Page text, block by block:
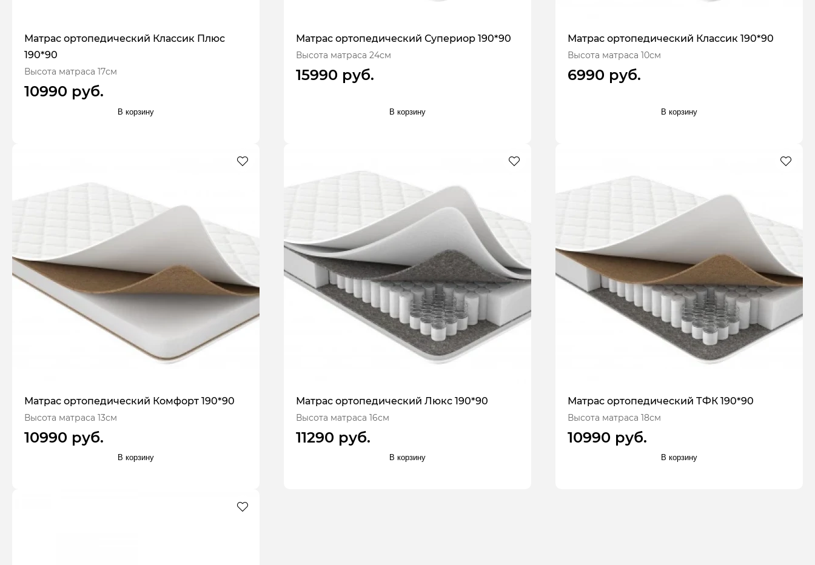
Матрас ортопедический Классик Плюс
190*90
Высота матраса 17см
10990 руб.
В корзину
Матрас ортопедический Супериор 190*90
Высота матраса 24см
15990 руб.
В корзину
Матрас ортопедический Классик 190*90
Высота матраса 10см
6990 руб.
В корзину
Матрас ортопедический Комфорт 190*90
Высота матраса 13см
10990 руб.
В корзину
Матрас ортопедический Люкс 190*90
Высота матраса 16см
11290 руб.
В корзину
Матрас ортопедический ТФК 190*90
Высота матраса 18см
10990 руб.
В корзину